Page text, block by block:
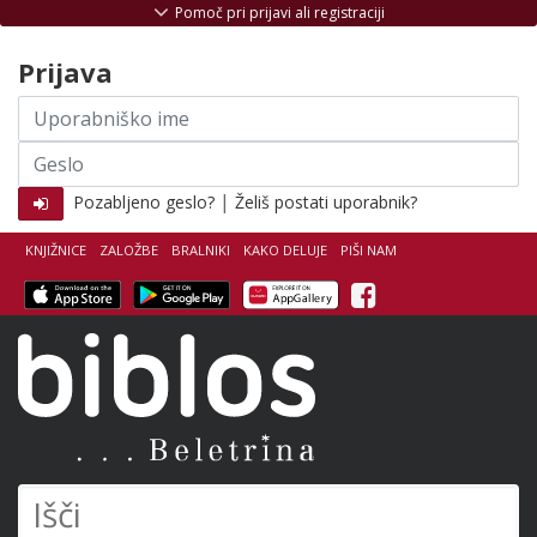
KNJIŽNICE ZALOŽBE BRALNIKI KAKO DELUJE PIŠI NAM
Facebook
Pomoč pri prijavi ali registraciji
Prijava
Uporabniško
ime
Geslo
Pozabljeno geslo? | Želiš postati uporabnik?